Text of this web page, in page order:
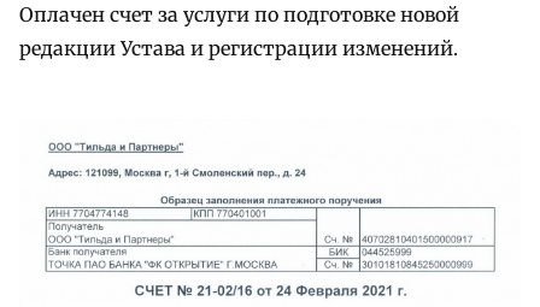
Оплачен счет за услуги по подготовке новой
редакции Устава и регистрации изменений.